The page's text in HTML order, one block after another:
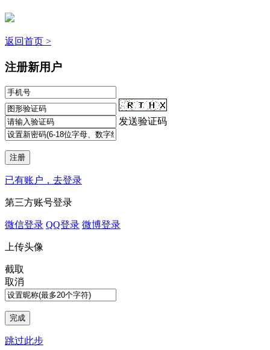
返回首页 >
注册新用户
发送验证码
已有账户，去登录
第三方账号登录
微信登录 QQ登录 微博登录
上传头像
截取
取消
跳过此步